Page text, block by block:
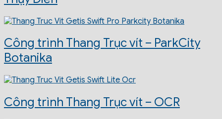
Công trình Thang Trục vít – ParkCity
Botanika
Công trình Thang Trục vít – OCR